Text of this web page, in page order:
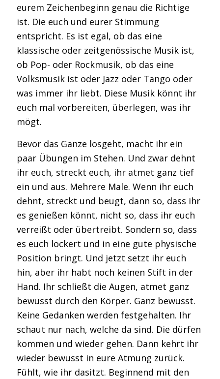
eurem Zeichenbeginn genau die Richtige
ist. Die euch und eurer Stimmung
entspricht. Es ist egal, ob das eine
klassische oder zeitgenössische Musik ist,
ob Pop- oder Rockmusik, ob das eine
Volksmusik ist oder Jazz oder Tango oder
was immer ihr liebt. Diese Musik könnt ihr
euch mal vorbereiten, überlegen, was ihr
mögt.
Bevor das Ganze losgeht, macht ihr ein
paar Übungen im Stehen. Und zwar dehnt
ihr euch, streckt euch, ihr atmet ganz tief
ein und aus. Mehrere Male. Wenn ihr euch
dehnt, streckt und beugt, dann so, dass ihr
es genießen könnt, nicht so, dass ihr euch
verreißt oder übertreibt. Sondern so, dass
es euch lockert und in eine gute physische
Position bringt. Und jetzt setzt ihr euch
hin, aber ihr habt noch keinen Stift in der
Hand. Ihr schließt die Augen, atmet ganz
bewusst durch den Körper. Ganz bewusst.
Keine Gedanken werden festgehalten. Ihr
schaut nur nach, welche da sind. Die dürfen
kommen und wieder gehen. Dann kehrt ihr
wieder bewusst in eure Atmung zurück.
Fühlt, wie ihr dasitzt. Beginnend mit den